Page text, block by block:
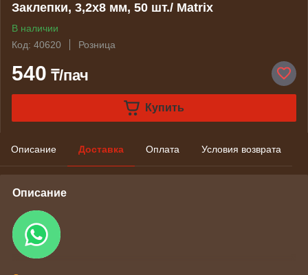
Заклепки, 3,2х8 мм, 50 шт./ Matrix
В наличии
Код: 40620
Розница
540 ₸/пач
Купить
Описание Доставка Оплата Условия возврата
Описание